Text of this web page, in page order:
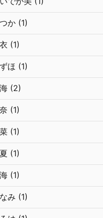
か (1)
(1)
ほ (1)
(2)
(1)
(1)
(1)
(1)
み (1)